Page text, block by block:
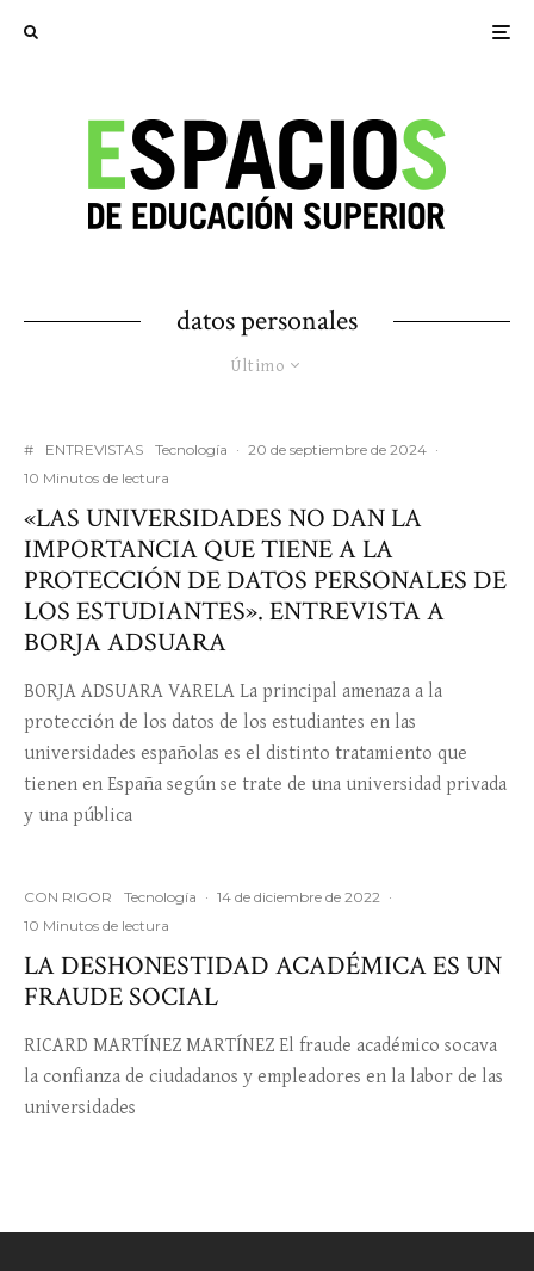
datos personales
Último
# ENTREVISTAS Tecnología · 20 de septiembre de 2024 ·
10 Minutos de lectura
«LAS UNIVERSIDADES NO DAN LA
IMPORTANCIA QUE TIENE A LA
PROTECCIÓN DE DATOS PERSONALES DE
LOS ESTUDIANTES». ENTREVISTA A
BORJA ADSUARA
BORJA ADSUARA VARELA La principal amenaza a la
protección de los datos de los estudiantes en las
universidades españolas es el distinto tratamiento que
tienen en España según se trate de una universidad privada
y una pública
CON RIGOR Tecnología · 14 de diciembre de 2022 ·
10 Minutos de lectura
LA DESHONESTIDAD ACADÉMICA ES UN
FRAUDE SOCIAL
RICARD MARTÍNEZ MARTÍNEZ El fraude académico socava
la confianza de ciudadanos y empleadores en la labor de las
universidades